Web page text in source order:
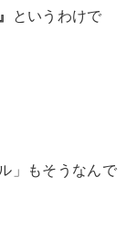
というわけで
」もそうなんで